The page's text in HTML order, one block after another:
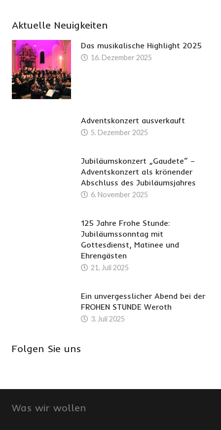
Aktuelle Neuigkeiten
Das musikalische Highlight 2025
16. Dezember 2025
Adventskonzert ausverkauft
5. Dezember 2025
Jubiläumskonzert „Gaudete“ –
Adventskonzert als krönender
Abschluss des Jubiläumsjahres
6. November 2025
125 Jahre Frohe Stunde:
Jubiläumssonntag mit
Gottesdienst, Matinee und
Ehrengästen
21. Juli 2025
Ein unvergesslicher Abend bei der
FROHEN STUNDE Weroth
3. Juli 2025
Folgen Sie uns
Was wir wollen